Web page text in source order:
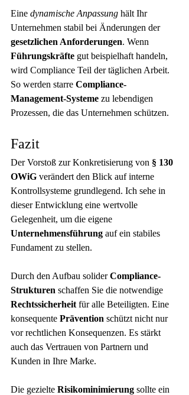
Eine dynamische Anpassung hält Ihr
Unternehmen stabil bei Änderungen der
gesetzlichen Anforderungen. Wenn
Führungskräfte gut beispielhaft handeln,
wird Compliance Teil der täglichen Arbeit.
So werden starre Compliance-
Management-Systeme zu lebendigen
Prozessen, die das Unternehmen schützen.
Fazit
Der Vorstoß zur Konkretisierung von § 130
OWiG verändert den Blick auf interne
Kontrollsysteme grundlegend. Ich sehe in
dieser Entwicklung eine wertvolle
Gelegenheit, um die eigene
Unternehmensführung auf ein stabiles
Fundament zu stellen.
Durch den Aufbau solider Compliance-
Strukturen schaffen Sie die notwendige
Rechtssicherheit für alle Beteiligten. Eine
konsequente Prävention schützt nicht nur
vor rechtlichen Konsequenzen. Es stärkt
auch das Vertrauen von Partnern und
Kunden in Ihre Marke.
Die gezielte Risikominimierung sollte ein